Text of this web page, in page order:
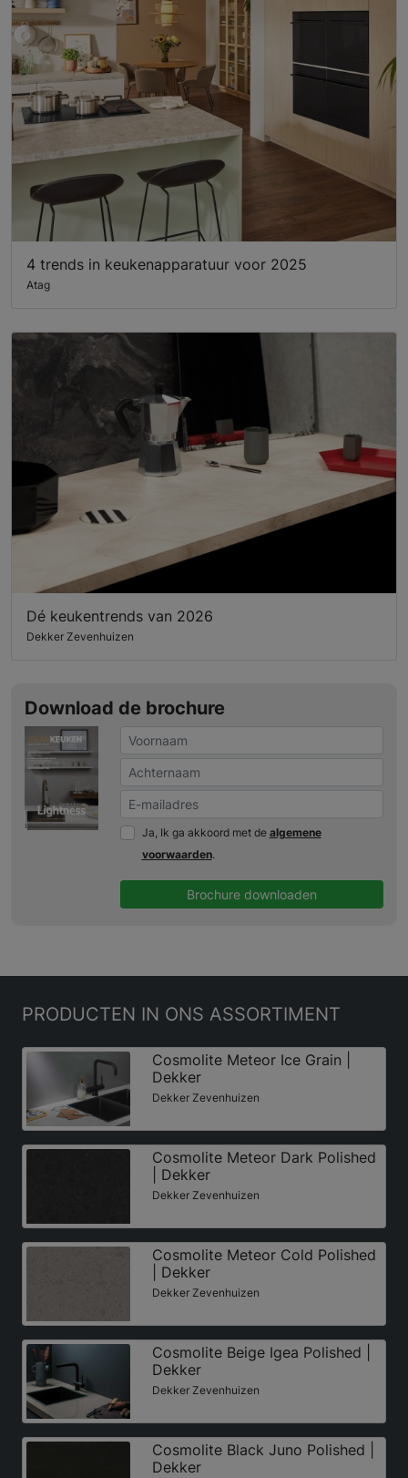
4 trends in keukenapparatuur voor 2025
Atag
Dé keukentrends van 2026
Dekker Zevenhuizen
Download de brochure
Ja, Ik ga akkoord met de algemene
voorwaarden.
Brochure downloaden
PRODUCTEN IN ONS ASSORTIMENT
Cosmolite Meteor Ice Grain |
Dekker
Dekker Zevenhuizen
Cosmolite Meteor Dark Polished
| Dekker
Dekker Zevenhuizen
Cosmolite Meteor Cold Polished
| Dekker
Dekker Zevenhuizen
Cosmolite Beige Igea Polished |
Dekker
Dekker Zevenhuizen
Cosmolite Black Juno Polished |
Dekker